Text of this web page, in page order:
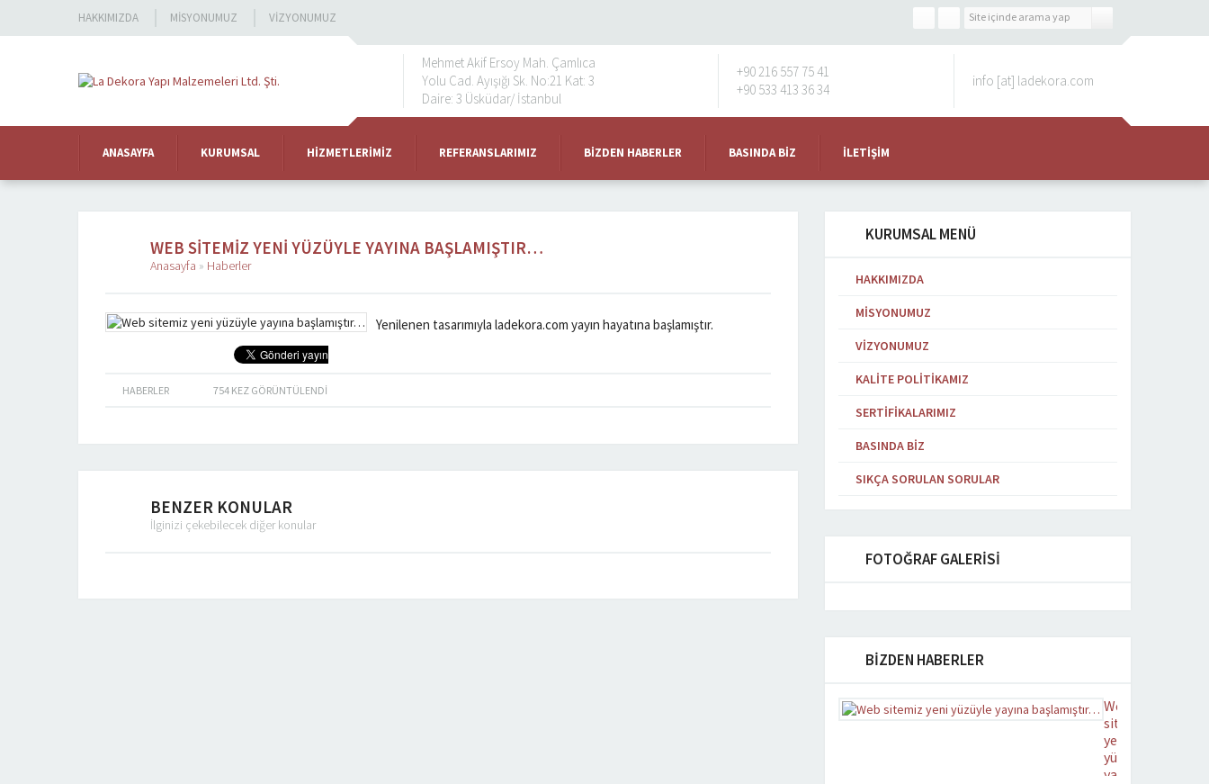
HAKKIMIZDA MISYONUMUZ VIZYONUMUZ
Mehmet Akif Ersoy Mah. Çamlıca
Yolu Cad. Ayışığı Sk. No:21 Kat: 3
Daire: 3 Üsküdar/ İstanbul
+90 216 557 75 41
+90 533 413 36 34
info [at] ladekora.com
ANASAYFA KURUMSAL HIZMETLERIMIZ REFERANSLARIMIZ BIZDEN HABERLER BASINDA BIZ İLETIŞIM
WEB SITEMIZ YENI YÜZÜYLE YAYINA BAŞLAMIŞTIR…
Anasayfa » Haberler
Yenilenen tasarımıyla ladekora.com yayın hayatına başlamıştır.
HABERLER 754 KEZ GÖRÜNTÜLENDI
BENZER KONULAR
İlginizi çekebilecek diğer konular
KURUMSAL MENÜ
HAKKIMIZDA
MISYONUMUZ
VIZYONUMUZ
KALITE POLITIKAMIZ
SERTIFIKALARIMIZ
BASINDA BIZ
SIKÇA SORULAN SORULAR
FOTOĞRAF GALERİSİ
BİZDEN HABERLER
Web
sitemiz
yeni
yüzüyle
yayına